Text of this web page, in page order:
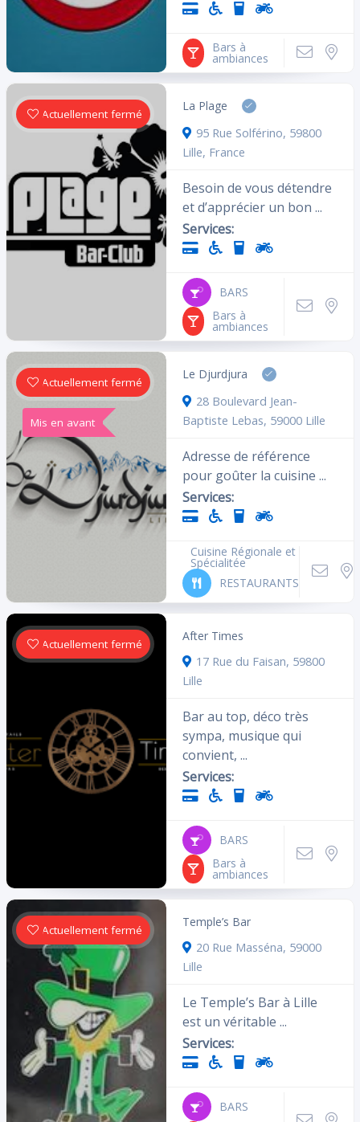
Bars à
ambiances
Actuellement fermé
La Plage
95 Rue Solférino, 59800
Lille, France
Besoin de vous détendre
et d’apprécier un bon ...
Services:
BARS
Bars à
ambiances
Mis en avant
Actuellement fermé
Le Djurdjura
28 Boulevard Jean-
Baptiste Lebas, 59000 Lille
Adresse de référence
pour goûter la cuisine ...
Services:
Cuisine Régionale et
Spécialitée
RESTAURANTS
Actuellement fermé
After Times
17 Rue du Faisan, 59800
Lille
Bar au top, déco très
sympa, musique qui
convient, ...
Services:
BARS
Bars à
ambiances
Actuellement fermé
Temple’s Bar
20 Rue Masséna, 59000
Lille
Le Temple’s Bar à Lille
est un véritable ...
Services:
BARS